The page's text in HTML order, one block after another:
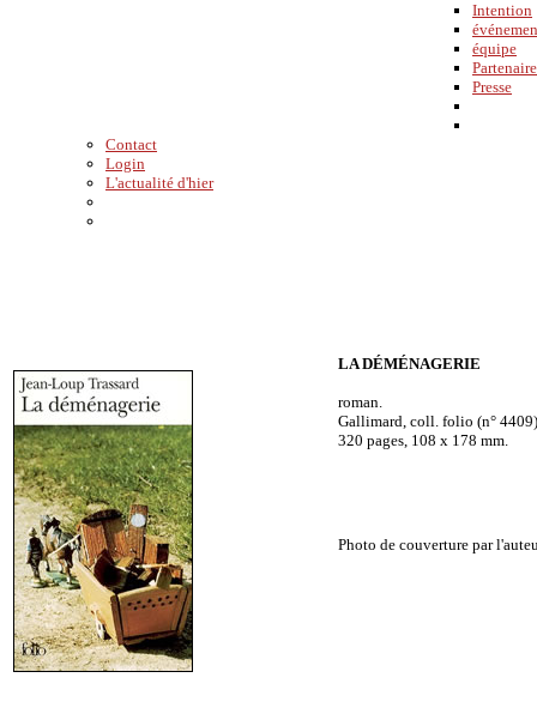
Intention
équipe
Presse
Contact
Login
L'actualité d'hier
LA DÉMÉNAGERIE
roman.
Gallimard, coll. folio (n°
320 pages, 108 x 178 mm.
Photo de couverture par